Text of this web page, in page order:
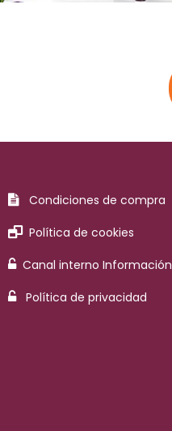
Condiciones de compra
Política de cookies
Canal interno Información
Política de privacidad